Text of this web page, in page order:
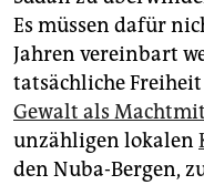
Es müssen dafür
Jahren vereinbart
tatsächliche
Gewalt als
unzähligen lokalen
den Nuba-Bergen,